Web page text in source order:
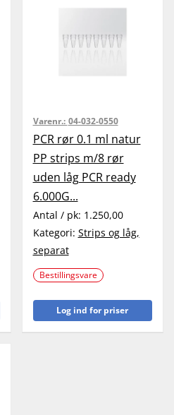
Varenr.: 04-032-0550
PCR rør 0.1 ml natur
PP strips m/8 rør
uden låg PCR ready
6.000G...
Antal / pk: 1.250,00
Kategori: Strips og låg,
separat
Bestillingsvare
Log ind for priser